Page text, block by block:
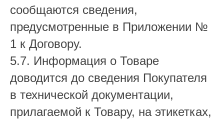
сообщаются сведения,
предусмотренные в Приложении №
1 к Договору.
5.7. Информация о Товаре
доводится до сведения Покупателя
в технической документации,
прилагаемой к Товару, на этикетках,